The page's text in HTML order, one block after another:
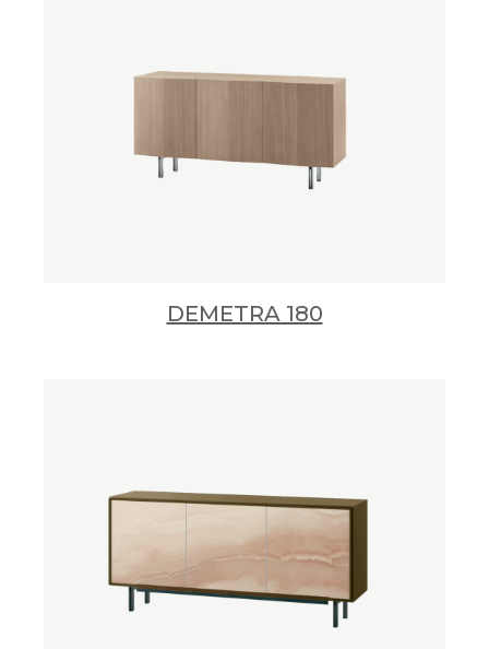
DEMETRA 180